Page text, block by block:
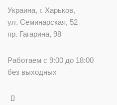
Украина, г. Харьков,
ул. Семинарская, 52
пр. Гагарина, 98
Работаем с 9:00 до 18:00
без выходных